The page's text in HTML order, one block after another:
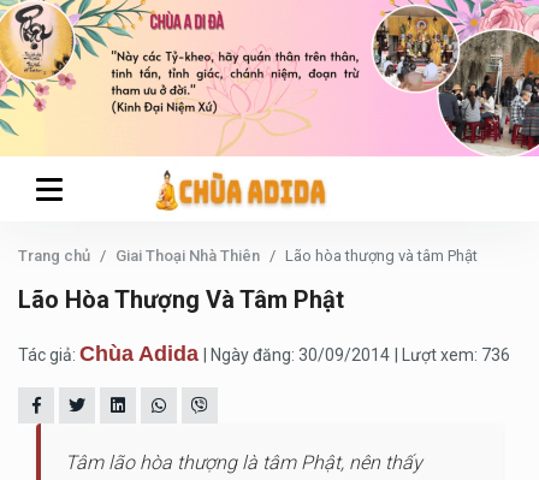
Trang chủ Giai Thoại Nhà Thiên Lão hòa thượng và tâm Phật
Lão Hòa Thượng Và Tâm Phật
Tác giả: Chùa Adida | Ngày đăng: 30/09/2014 | Lượt xem: 736
Tâm lão hòa thượng là tâm Phật, nên thấy